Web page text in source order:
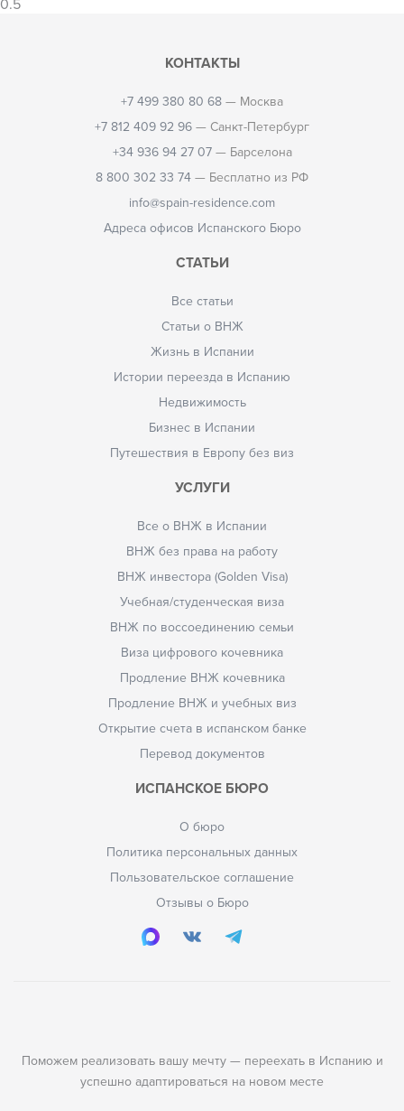
КОНТАКТЫ
+7 499 380 80 68 — Москва
+7 812 409 92 96 — Санкт-Петербург
+34 936 94 27 07— Барселона
8 800 302 33 74 — Бесплатно из РФ
info@spain-residence.com
Адреса офисов Испанского Бюро
СТАТЬИ
Все статьи
Статьи о ВНЖ
Жизнь в Испании
Истории переезда в Испанию
Недвижимость
Бизнес в Испании
Путешествия в Европу без виз
УСЛУГИ
Все о ВНЖ в Испании
ВНЖ без права на работу
ВНЖ инвестора (Golden Visa)
Учебная/студенческая виза
ВНЖ по воссоединению семьи
Виза цифрового кочевника
Продление ВНЖ кочевника
Продление ВНЖ и учебных виз
Открытие счета в испанском банке
Перевод документов
ИСПАНСКОЕ БЮРО
О бюро
Политика персональных данных
Пользовательское соглашение
Отзывы о Бюро
Поможем реализовать вашу мечту — переехать в Испанию и
успешно адаптироваться на новом месте